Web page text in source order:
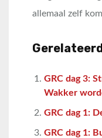
allemaal zelf
GRC dag 3:
Wakker
GRC dag 1:
GRC dag 1: